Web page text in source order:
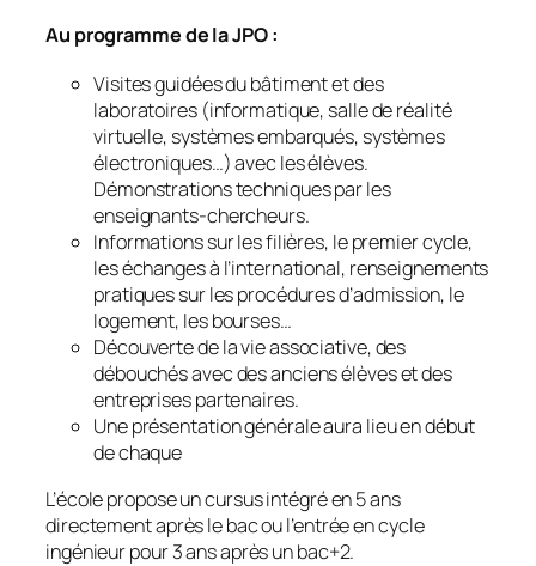
Au programme de la JPO :
Visites guidées du bâtiment et des
laboratoires (informatique, salle de réalité
virtuelle, systèmes embarqués, systèmes
électroniques…) avec les élèves.
Démonstrations techniques par les
enseignants-chercheurs.
Informations sur les filières, le premier cycle,
les échanges à l’international, renseignements
pratiques sur les procédures d’admission, le
logement, les bourses…
Découverte de la vie associative, des
débouchés avec des anciens élèves et des
entreprises partenaires.
Une présentation générale aura lieu en début
de chaque
L’école propose un cursus intégré en 5 ans
directement après le bac ou l’entrée en cycle
ingénieur pour 3 ans après un bac+2.